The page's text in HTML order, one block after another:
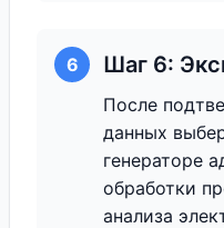
6 Шаг 6:
После
данных
генераторе
обработки
анализа